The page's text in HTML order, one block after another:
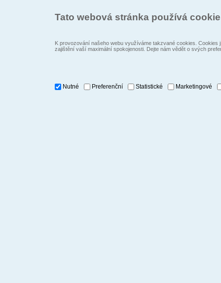
Tato webová stránka používá
K provozování našeho webu využíváme takzvané cookies.
zajištění vaší maximální spokojenosti. Dejte nám vědět o svých
Nutné Preferenční Statistické Marketingové